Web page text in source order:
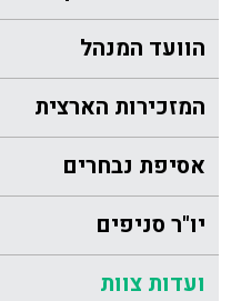
הוועד המנהל
המזכירות הארצית
אסיפת נבחרים
יו"ר סניפים
ועדות צוות